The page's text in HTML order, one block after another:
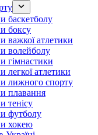
баскетболу
боксу
важкої атлетики
волейболу
гімнастики
легкої атлетики
лижного спорту
плавання
тенісу
футболу
хокею